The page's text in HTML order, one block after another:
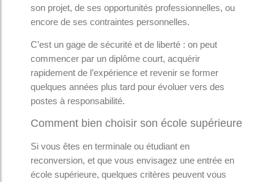
son projet, de ses opportunités professionnelles, ou
encore de ses contraintes personnelles.
C’est un gage de sécurité et de liberté : on peut
commencer par un diplôme court, acquérir
rapidement de l’expérience et revenir se former
quelques années plus tard pour évoluer vers des
postes à responsabilité.
Comment bien choisir son école supérieure
Si vous êtes en terminale ou étudiant en
reconversion, et que vous envisagez une entrée en
école supérieure, quelques critères peuvent vous